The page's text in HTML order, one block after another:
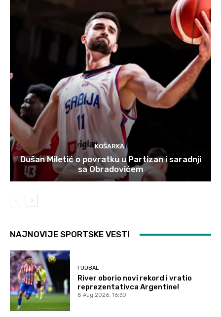
KOŠARKA
Dušan Miletić o povratku u Partizan i saradnji
sa Obradovićem
NAJNOVIJE SPORTSKE VESTI
FUDBAL
River oborio novi rekord i vratio
reprezentativca Argentine!
8 Aug 2026. 16:30